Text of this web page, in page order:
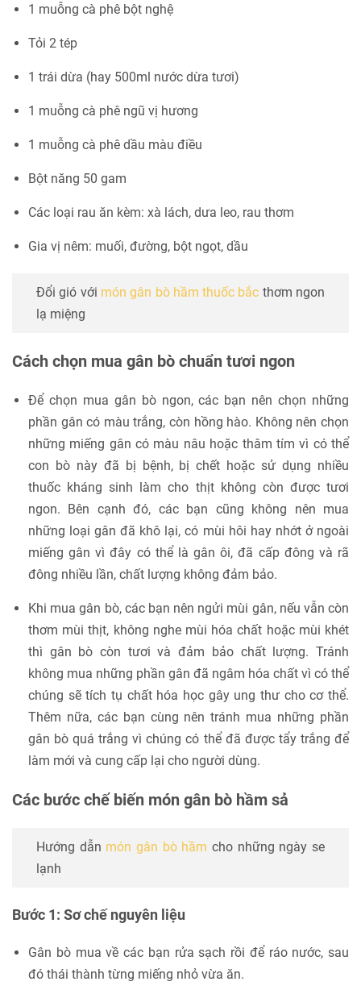
1 muỗng cà phê bột nghệ
Tỏi 2 tép
1 trái dừa (hay 500ml nước dừa tươi)
1 muỗng cà phê ngũ vị hương
1 muỗng cà phê dầu màu điều
Bột năng 50 gam
Các loại rau ăn kèm: xà lách, dưa leo, rau thơm
Gia vị nêm: muối, đường, bột ngọt, dầu
Đổi gió với món gân bò hầm thuốc bắc thơm ngon
lạ miệng
Cách chọn mua gân bò chuẩn tươi ngon
Để chọn mua gân bò ngon, các bạn nên chọn những
phần gân có màu trắng, còn hồng hào. Không nên chọn
những miếng gân có màu nâu hoặc thâm tím vì có thể
con bò này đã bị bệnh, bị chết hoặc sử dụng nhiều
thuốc kháng sinh làm cho thịt không còn được tươi
ngon. Bên cạnh đó, các bạn cũng không nên mua
những loại gân đã khô lại, có mùi hôi hay nhớt ở ngoài
miếng gân vì đây có thể là gân ôi, đã cấp đông và rã
đông nhiều lần, chất lượng không đảm bảo.
Khi mua gân bò, các bạn nên ngửi mùi gân, nếu vẫn còn
thơm mùi thịt, không nghe mùi hóa chất hoặc mùi khét
thì gân bò còn tươi và đảm bảo chất lượng. Tránh
không mua những phần gân đã ngâm hóa chất vì có thể
chúng sẽ tích tụ chất hóa học gây ung thư cho cơ thể.
Thêm nữa, các bạn cùng nên tránh mua những phần
gân bò quá trắng vì chúng có thể đã được tẩy trắng để
làm mới và cung cấp lại cho người dùng.
Các bước chế biến món gân bò hầm sả
Hướng dẫn món gân bò hầm cho những ngày se
lạnh
Bước 1: Sơ chế nguyên liệu
Gân bò mua về các bạn rửa sạch rồi để ráo nước, sau
đó thái thành từng miếng nhỏ vừa ăn.